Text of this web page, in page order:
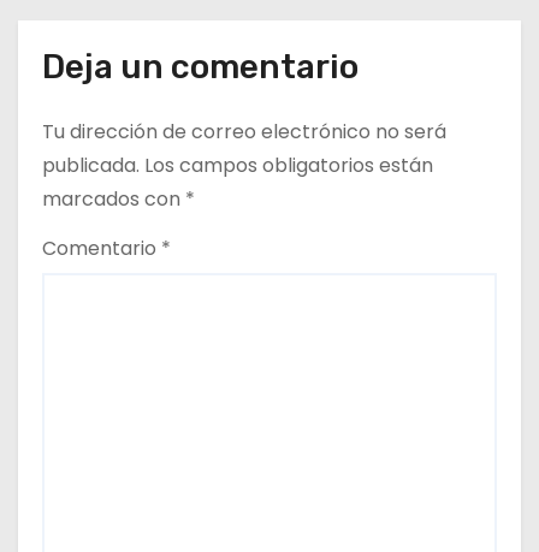
a
a
s
Deja un comentario
Tu dirección de correo electrónico no será
publicada. Los campos obligatorios están
marcados con *
Comentario *